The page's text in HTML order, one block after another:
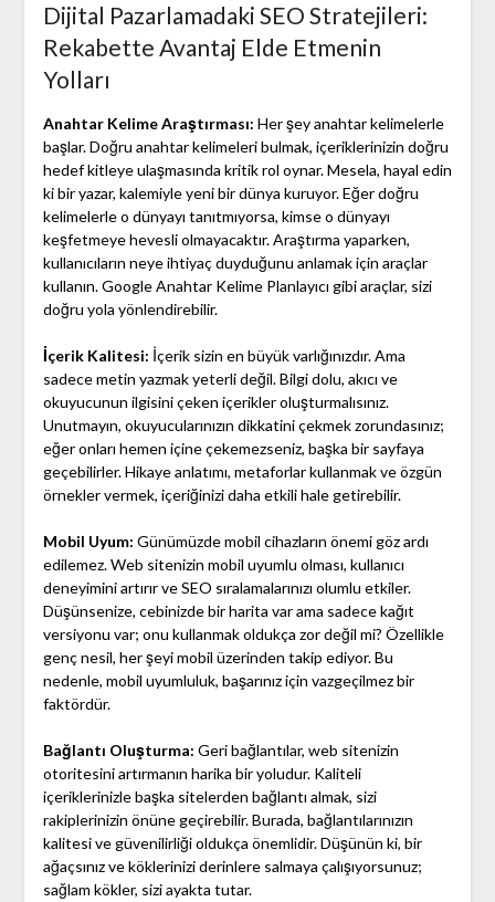
Dijital Pazarlamadaki SEO Stratejileri:
Rekabette Avantaj Elde Etmenin
Yolları
Anahtar Kelime Araştırması: Her şey anahtar kelimelerle
başlar. Doğru anahtar kelimeleri bulmak, içeriklerinizin doğru
hedef kitleye ulaşmasında kritik rol oynar. Mesela, hayal edin
ki bir yazar, kalemiyle yeni bir dünya kuruyor. Eğer doğru
kelimelerle o dünyayı tanıtmıyorsa, kimse o dünyayı
keşfetmeye hevesli olmayacaktır. Araştırma yaparken,
kullanıcıların neye ihtiyaç duyduğunu anlamak için araçlar
kullanın. Google Anahtar Kelime Planlayıcı gibi araçlar, sizi
doğru yola yönlendirebilir.
İçerik Kalitesi: İçerik sizin en büyük varlığınızdır. Ama
sadece metin yazmak yeterli değil. Bilgi dolu, akıcı ve
okuyucunun ilgisini çeken içerikler oluşturmalısınız.
Unutmayın, okuyucularınızın dikkatini çekmek zorundasınız;
eğer onları hemen içine çekemezseniz, başka bir sayfaya
geçebilirler. Hikaye anlatımı, metaforlar kullanmak ve özgün
örnekler vermek, içeriğinizi daha etkili hale getirebilir.
Mobil Uyum: Günümüzde mobil cihazların önemi göz ardı
edilemez. Web sitenizin mobil uyumlu olması, kullanıcı
deneyimini artırır ve SEO sıralamalarınızı olumlu etkiler.
Düşünsenize, cebinizde bir harita var ama sadece kağıt
versiyonu var; onu kullanmak oldukça zor değil mi? Özellikle
genç nesil, her şeyi mobil üzerinden takip ediyor. Bu
nedenle, mobil uyumluluk, başarınız için vazgeçilmez bir
faktördür.
Bağlantı Oluşturma: Geri bağlantılar, web sitenizin
otoritesini artırmanın harika bir yoludur. Kaliteli
içeriklerinizle başka sitelerden bağlantı almak, sizi
rakiplerinizin önüne geçirebilir. Burada, bağlantılarınızın
kalitesi ve güvenilirliği oldukça önemlidir. Düşünün ki, bir
ağaçsınız ve köklerinizi derinlere salmaya çalışıyorsunuz;
sağlam kökler, sizi ayakta tutar.